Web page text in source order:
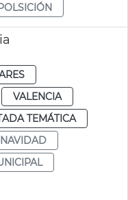
VALENCIA
TEMÁTICA
NAVIDAD